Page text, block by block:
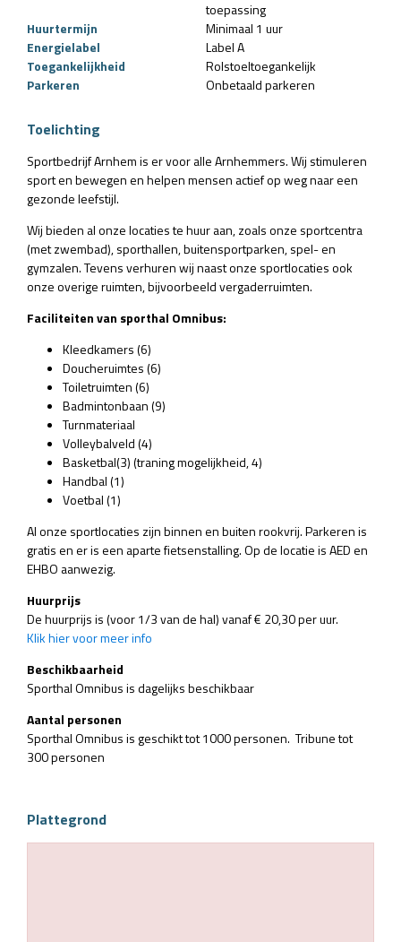
toepassing
Huurtermijn
Minimaal 1 uur
Energielabel
Label A
Toegankelijkheid
Rolstoeltoegankelijk
Parkeren
Onbetaald parkeren
Toelichting
Sportbedrijf Arnhem is er voor alle Arnhemmers. Wij stimuleren
sport en bewegen en helpen mensen actief op weg naar een
gezonde leefstijl.
Wij bieden al onze locaties te huur aan, zoals onze sportcentra
(met zwembad), sporthallen, buitensportparken, spel- en
gymzalen. Tevens verhuren wij naast onze sportlocaties ook
onze overige ruimten, bijvoorbeeld vergaderruimten.
Faciliteiten van sporthal Omnibus:
Kleedkamers (6)
Doucheruimtes (6)
Toiletruimten (6)
Badmintonbaan (9)
Turnmateriaal
Volleybalveld (4)
Basketbal(3) (traning mogelijkheid, 4)
Handbal (1)
Voetbal (1)
Al onze sportlocaties zijn binnen en buiten rookvrij. Parkeren is
gratis en er is een aparte fietsenstalling. Op de locatie is AED en
EHBO aanwezig.
Huurprijs
De huurprijs is (voor 1/3 van de hal) vanaf € 20,30 per uur.
Klik hier voor meer info
Beschikbaarheid
Sporthal Omnibus is dagelijks beschikbaar
Aantal personen
Sporthal Omnibus is geschikt tot 1000 personen. Tribune tot
300 personen
Plattegrond